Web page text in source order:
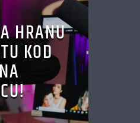
HRANU
KOD